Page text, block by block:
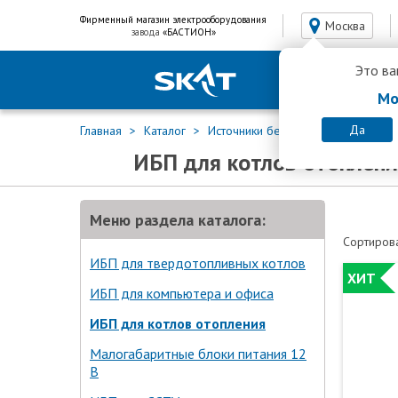
Фирменный магазин электрооборудования
завода «БАСТИОН» Москва
Это
Да
Главная Каталог Источники бесперебойного
ИБП для котлов
Меню раздела каталога:
ИБП для твердотопливных котлов
ИБП для компьютера и офиса
ИБП для котлов отопления
Малогабаритные блоки питания 12
В
ХИТ